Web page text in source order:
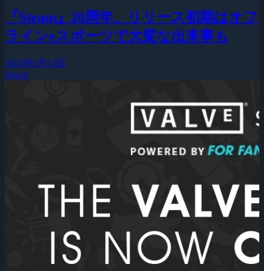
『Steam』20周年、リリース初期はオフ
ラインeスポーツで大変な出来事も
2023年9月13日
Steam